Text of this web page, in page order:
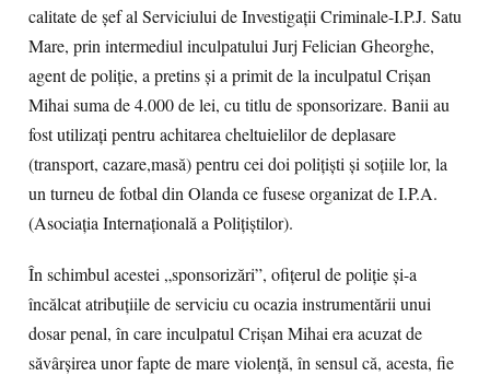
calitate de șef al Serviciului de Investigații Criminale-I.P.J. Satu
Mare, prin intermediul inculpatului Jurj Felician Gheorghe,
agent de poliție, a pretins și a primit de la inculpatul Crișan
Mihai suma de 4.000 de lei, cu titlu de sponsorizare. Banii au
fost utilizați pentru achitarea cheltuielilor de deplasare
(transport, cazare,masă) pentru cei doi polițiști și soțiile lor, la
un turneu de fotbal din Olanda ce fusese organizat de I.P.A.
(Asociația Internațională a Polițiștilor).
În schimbul acestei „sponsorizări”, ofițerul de poliție și-a
încălcat atribuțiile de serviciu cu ocazia instrumentării unui
dosar penal, în care inculpatul Crișan Mihai era acuzat de
săvârșirea unor fapte de mare violență, în sensul că, acesta, fie